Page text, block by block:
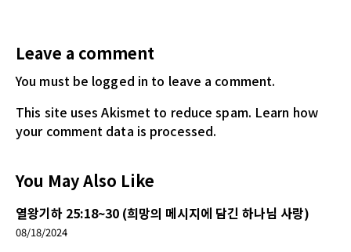
Leave a comment
You must be logged in to leave a comment.
This site uses Akismet to reduce spam. Learn how
your comment data is processed.
You May Also Like
열왕기하 25:18~30 (희망의 메시지에 담긴 하나님 사랑)
08/18/2024